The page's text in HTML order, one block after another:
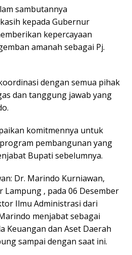
sambutannya
kepada Gubernur
kepercayaan
amanah sebagai Pj.
dengan semua pihak
dan tanggung jawab yang
komitmennya untuk
pembangunan yang
Bupati sebelumnya.
Dr. Marindo Kurniawan,
Lampung , pada 06 Desember
Ilmu Administrasi dari
menjabat sebagai
Keuangan dan Aset Daerah
sampai dengan saat ini.